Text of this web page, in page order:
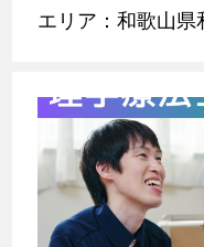
エリア：和歌山県